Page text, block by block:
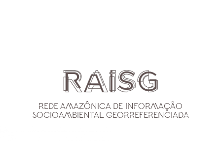
Rede Amazônica de Informação
Socioambiental Georreferenciada